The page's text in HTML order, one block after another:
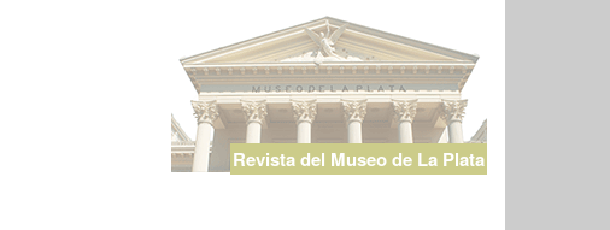
Revista del Museo de La Plata